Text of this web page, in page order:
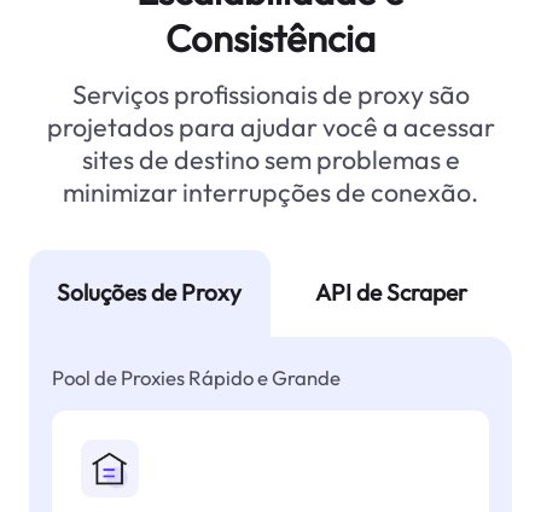
Consistência
Serviços profissionais de proxy são
projetados para ajudar você a acessar
sites de destino sem problemas e
minimizar interrupções de conexão.
Soluções de Proxy API de Scraper
Pool de Proxies Rápido e Grande